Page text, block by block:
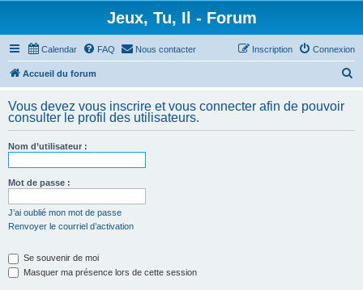
Jeux, Tu, Il - Forum
Calendar FAQ Nous contacter Connexion
Inscription
Accueil du forum
h
Vous devez vous inscrire et vous connecter afin de pouvoir
consulter le profil des utilisateurs.
Nom d’utilisateur :
Mot de passe :
J’ai oublié mon mot de passe
Renvoyer le courriel d’activation
Se souvenir de moi
Masquer ma présence lors de cette session